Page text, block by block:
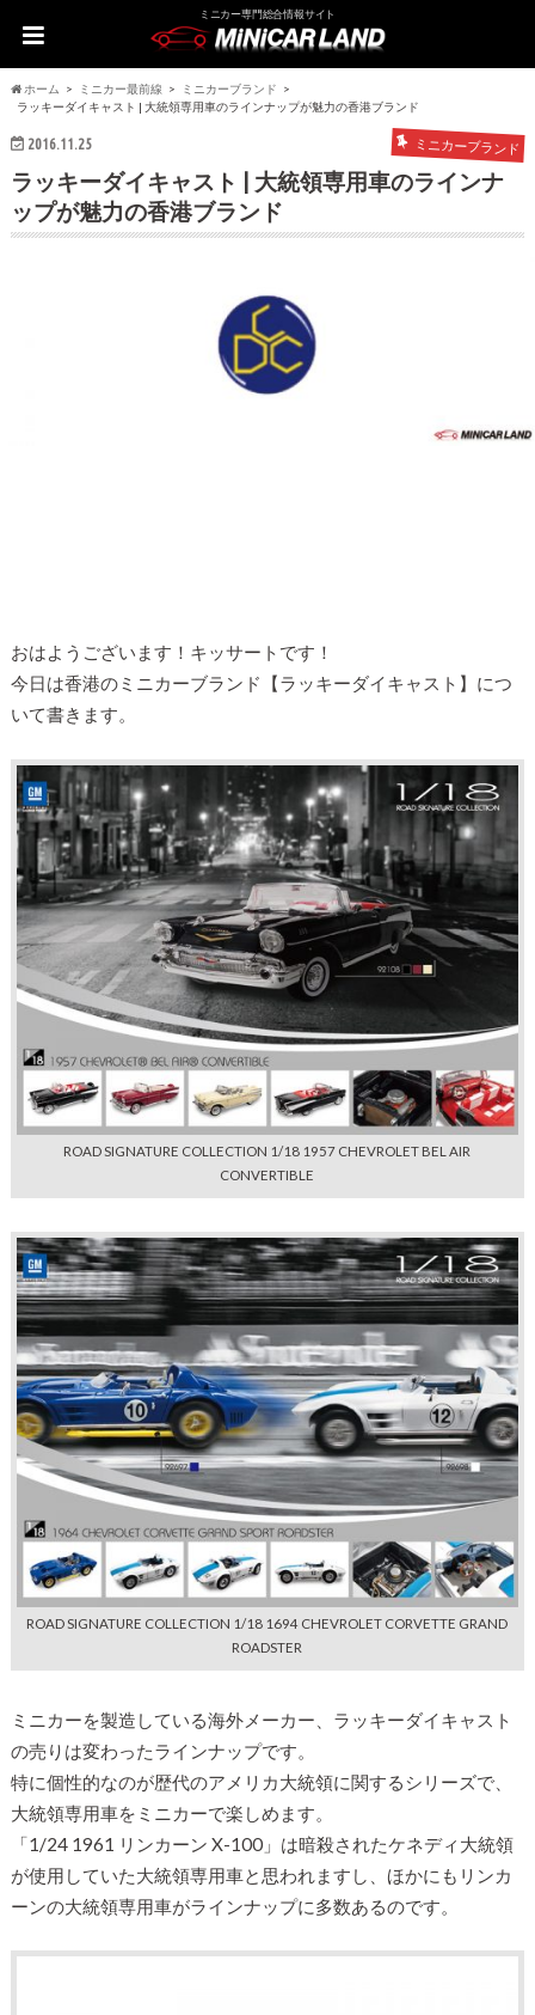
ミニカー専門総合情報サイト
ホーム ミニカー最前線
ミニカーブランド
ラッキーダイキャスト | 大統領専用車のラインナップが魅力の香港ブランド
2016.11.25 ミニカーブランド
ラッキーダイキャスト | 大統領専用車のラインナ
ップが魅力の香港ブランド
おはようございます！キッサートです！
今日は香港のミニカーブランド【ラッキーダイキャスト】につ
いて書きます。
ROAD SIGNATURE COLLECTION 1/18 1957 CHEVROLET BEL AIR
CONVERTIBLE
ROAD SIGNATURE COLLECTION 1/18 1694 CHEVROLET CORVETTE GRAND
ROADSTER
ミニカーを製造している海外メーカー、ラッキーダイキャスト
の売りは変わったラインナップです。
特に個性的なのが歴代のアメリカ大統領に関するシリーズで、
大統領専用車をミニカーで楽しめます。
「1/24 1961 リンカーン X-100」は暗殺されたケネディ大統領
が使用していた大統領専用車と思われますし、ほかにもリンカ
ーンの大統領専用車がラインナップに多数あるのです。